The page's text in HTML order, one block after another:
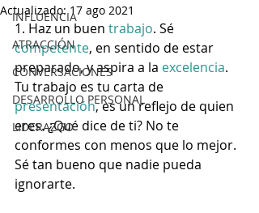
INFLUENCIA
ATRACCIÓN
CONVERSACIONES
DESARROLLO PERSONAL
LIDERAZGO
Actualizado:17 ago 2021
1. Haz un buen trabajo. Sé
competente, en sentido de estar
preparado, y aspira a la excelencia.
Tu trabajo es tu carta de
presentación, es un reflejo de quien
eres. ¿Qué dice de ti? No te
conformes con menos que lo mejor.
Sé tan bueno que nadie pueda
ignorarte.